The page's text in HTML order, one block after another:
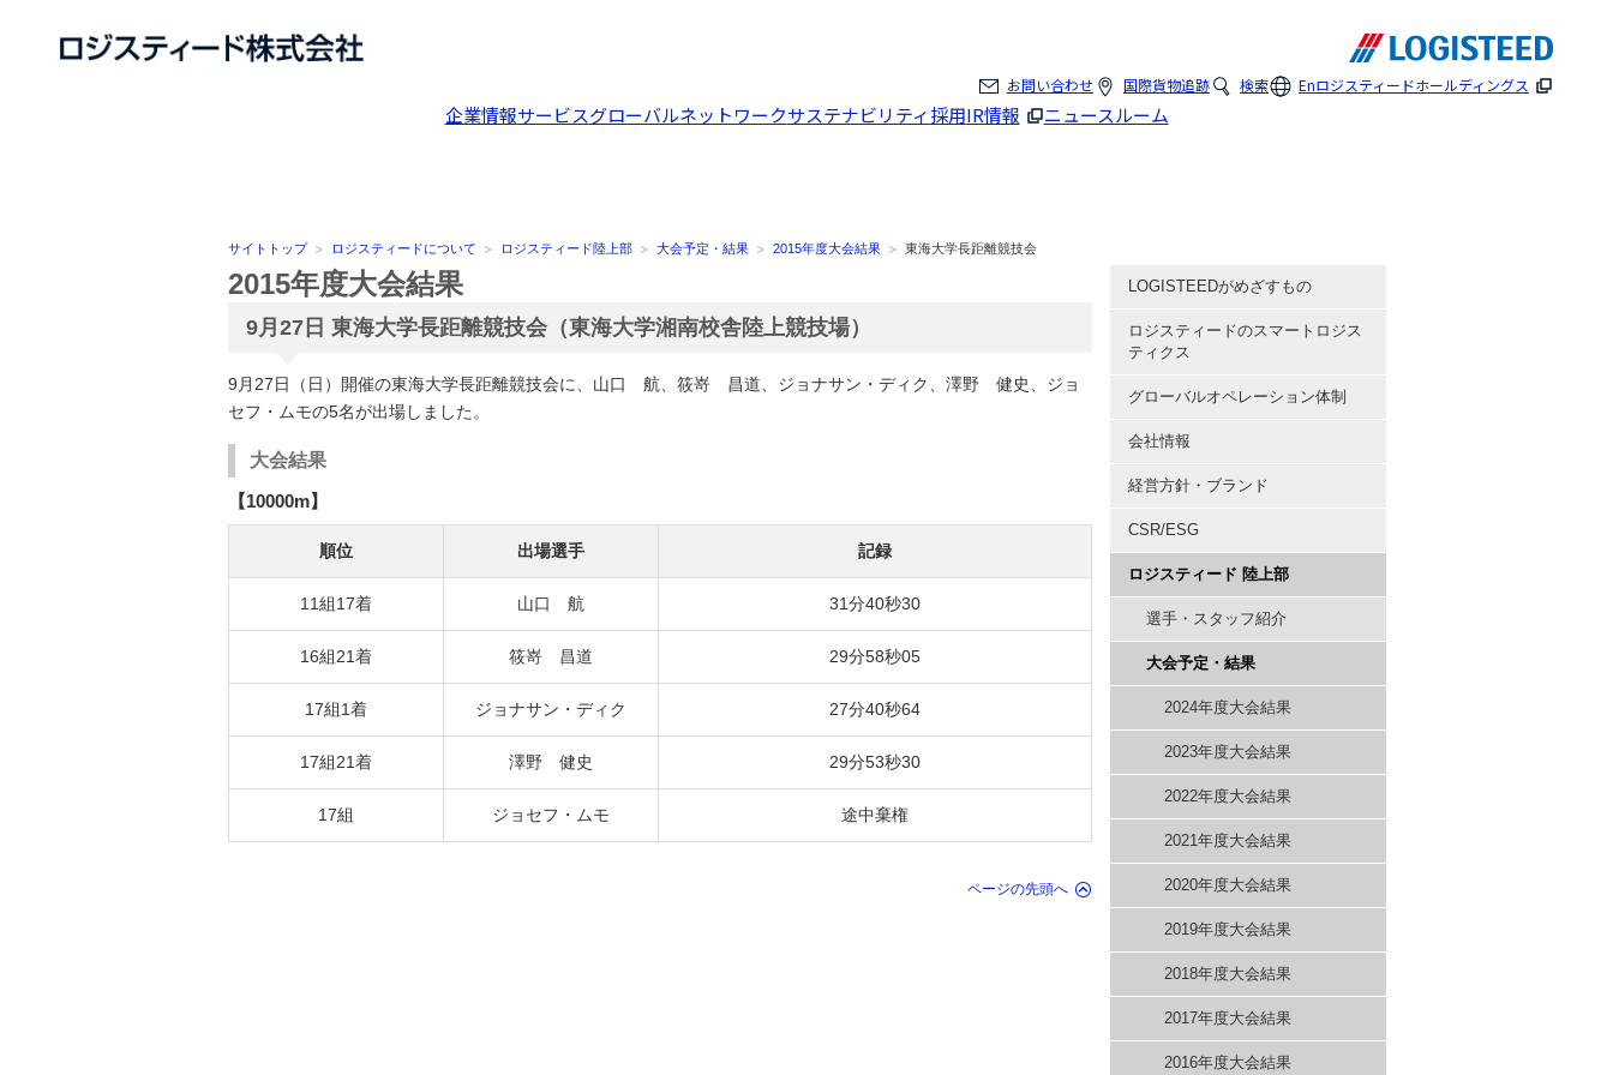
企業情報サービスグローバルネットワークサステナビリティ採用IR情報 ニュースルーム
お問い合わせ 国際貨物追跡 検索 Enロジスティードホールディングス
サイトトップ ロジスティードについて ロジスティード陸上部 大会予定・結果 2015年度大会結果 東海大学長距離競技会
2015年度大会結果
9月27日 東海大学長距離競技会（東海大学湘南校舎陸上競技場）
9月27日（日）開催の東海大学長距離競技会に、山口 航、筱嵜 昌道、ジョナサン・ディク、澤野 健史、ジョ
セフ・ムモの5名が出場しました。
大会結果
【10000m】
順位 出場選手 記録
11組17着 山口 航 31分40秒30
16組21着 筱嵜 昌道 29分58秒05
17組1着 ジョナサン・ディク 27分40秒64
17組21着 澤野 健史 29分53秒30
17組 ジョセフ・ムモ 途中棄権
ページの先頭へ
LOGISTEEDがめざすもの
ロジスティードのスマートロジス
ティクス
グローバルオペレーション体制
会社情報
経営方針・ブランド
CSR/ESG
ロジスティード 陸上部
選手・スタッフ紹介
大会予定・結果
2024年度大会結果
2023年度大会結果
2022年度大会結果
2021年度大会結果
2020年度大会結果
2019年度大会結果
2018年度大会結果
2017年度大会結果
2016年度大会結果